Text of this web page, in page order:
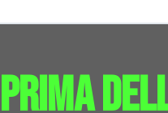
Prima